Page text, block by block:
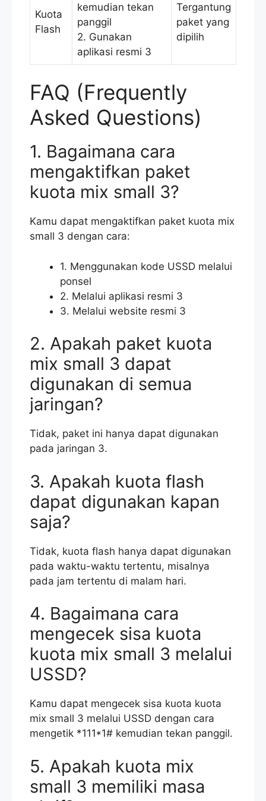
Kuota
Flash
kemudian tekan
panggil
2. Gunakan
aplikasi resmi 3
Tergantung
paket yang
dipilih
FAQ (Frequently
Asked Questions)
1. Bagaimana cara
mengaktifkan paket
kuota mix small 3?
Kamu dapat mengaktifkan paket kuota mix
small 3 dengan cara:
1. Menggunakan kode USSD melalui
ponsel
2. Melalui aplikasi resmi 3
3. Melalui website resmi 3
2. Apakah paket kuota
mix small 3 dapat
digunakan di semua
jaringan?
Tidak, paket ini hanya dapat digunakan
pada jaringan 3.
3. Apakah kuota flash
dapat digunakan kapan
saja?
Tidak, kuota flash hanya dapat digunakan
pada waktu-waktu tertentu, misalnya
pada jam tertentu di malam hari.
4. Bagaimana cara
mengecek sisa kuota
kuota mix small 3 melalui
USSD?
Kamu dapat mengecek sisa kuota kuota
mix small 3 melalui USSD dengan cara
mengetik *111*1# kemudian tekan panggil.
5. Apakah kuota mix
small 3 memiliki masa